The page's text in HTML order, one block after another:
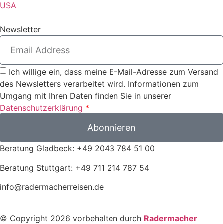
USA
Newsletter
Ich willige ein, dass meine E-Mail-Adresse zum Versand
des Newsletters verarbeitet wird. Informationen zum
Umgang mit Ihren Daten finden Sie in unserer
Datenschutzerklärung *
Abonnieren
Beratung Gladbeck: +49 2043 784 51 00
Beratung Stuttgart: +49 711 214 787 54
info@radermacherreisen.de
© Copyright 2026 vorbehalten durch Radermacher